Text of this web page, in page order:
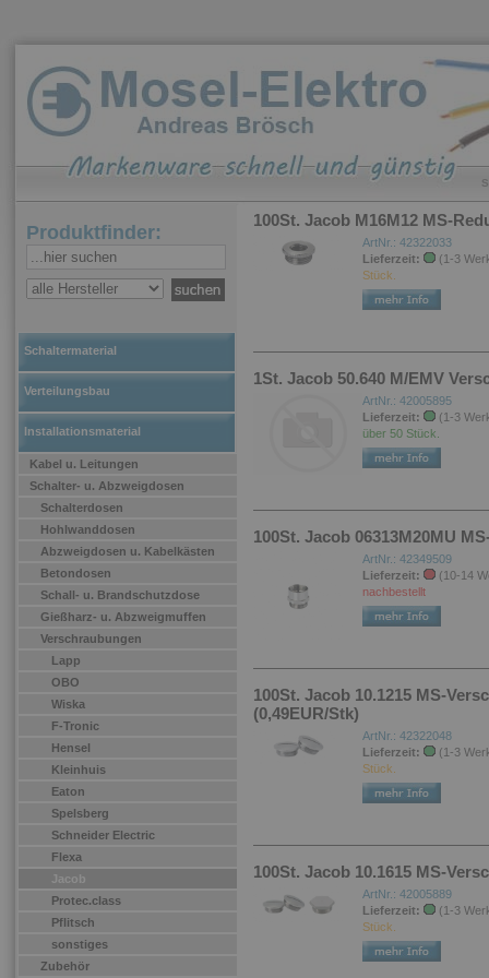
Produktfinder:
Schaltermaterial
Verteilungsbau
Installationsmaterial
Kabel u. Leitungen
Schalter- u. Abzweigdosen
Schalterdosen
Hohlwanddosen
Abzweigdosen u. Kabelkästen
Betondosen
Schall- u. Brandschutzdose
Gießharz- u. Abzweigmuffen
Verschraubungen
Lapp
OBO
Wiska
F-Tronic
Hensel
Kleinhuis
Eaton
Spelsberg
Schneider Electric
Flexa
Jacob
Protec.class
Pflitsch
sonstiges
Zubehör
100St. Jacob M16M12 MS-
ArtNr.: 42322033
Lieferzeit:
(1-3
Stück.
1St. Jacob 50.640 M/EMV
ArtNr.: 42005895
Lieferzeit:
(1-3
über 50 Stück.
100St. Jacob 06313M20MU
ArtNr.: 42349509
Lieferzeit:
(10-14
nachbestellt
100St. Jacob 10.1215 MS-
(0,49EUR/Stk)
ArtNr.: 42322048
Lieferzeit:
(1-3
Stück.
100St. Jacob 10.1615 MS-
ArtNr.: 42005889
Lieferzeit:
(1-3
Stück.